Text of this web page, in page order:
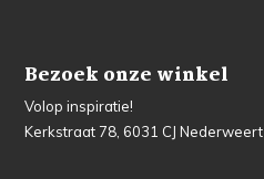
Bezoek onze winkel
Volop inspiratie!
Kerkstraat 78, 6031 CJ Nederweert